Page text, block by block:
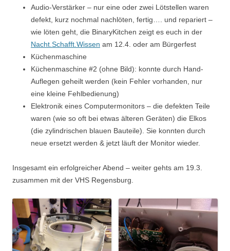
Audio-Verstärker – nur eine oder zwei Lötstellen waren
defekt, kurz nochmal nachlöten, fertig…. und repariert –
wie löten geht, die BinaryKitchen zeigt es euch in der
Nacht.Schafft.Wissen am 12.4. oder am Bürgerfest
Küchenmaschine
Küchenmaschine #2 (ohne Bild): konnte durch Hand-
Auflegen geheilt werden (kein Fehler vorhanden, nur
eine kleine Fehlbedienung)
Elektronik eines Computermonitors – die defekten Teile
waren (wie so oft bei etwas älteren Geräten) die Elkos
(die zylindrischen blauen Bauteile). Sie konnten durch
neue ersetzt werden & jetzt läuft der Monitor wieder.
Insgesamt ein erfolgreicher Abend – weiter gehts am 19.3.
zusammen mit der VHS Regensburg.